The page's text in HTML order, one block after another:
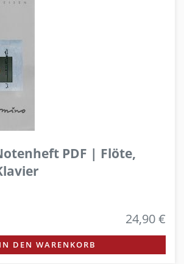
PDF | Flöte,
24,90 €
IN DEN WARENKORB